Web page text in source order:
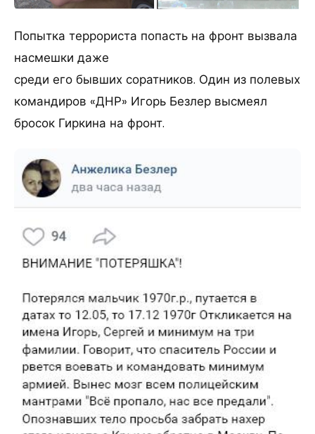
Попытка террориста попасть на фронт вызвала
насмешки даже
среди его бывших соратников. Один из полевых
командиров «ДНР» Игорь Безлер высмеял
бросок Гиркина на фронт.